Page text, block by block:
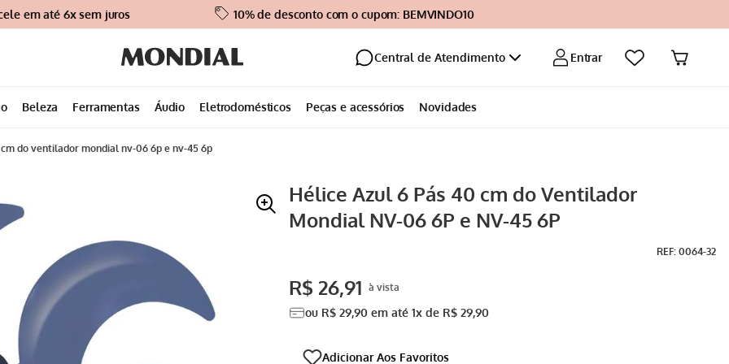
em até 6x sem juros 10% de desconto com o cupom: BEMVINDO10
Central de Atendimento Entrar
Beleza Ferramentas Áudio Eletrodomésticos Peças e acessórios Novidades
cm do ventilador mondial nv-06 6p e nv-45 6p
Hélice Azul 6 Pás 40 cm do Ventilador
Mondial NV-06 6P e NV-45 6P
: 0064-32
R$ 26,91
ou R$ 29,90 em até1x de R$ 29,90